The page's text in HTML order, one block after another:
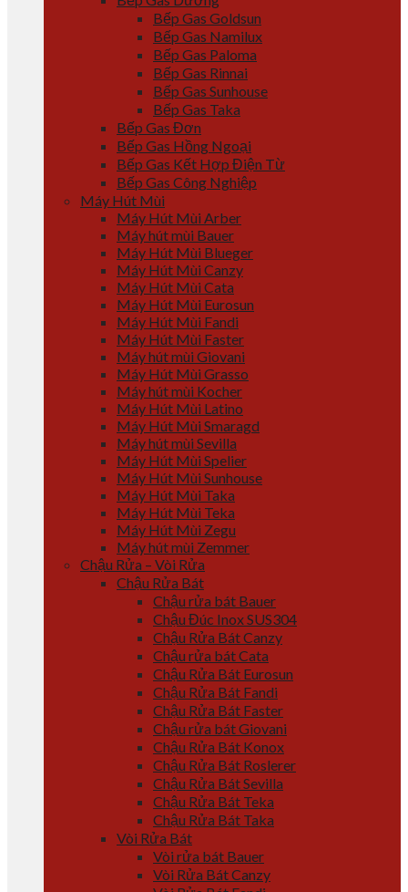
Bếp Gas Goldsun
Bếp Gas Namilux
Bếp Gas Paloma
Bếp Gas Rinnai
Bếp Gas Sunhouse
Bếp Gas Taka
Bếp Gas Đơn
Bếp Gas Hồng Ngoại
Bếp Gas Kết Hợp Điện Từ
Bếp Gas Công Nghiệp
Máy Hút Mùi
Máy Hút Mùi Arber
Máy hút mùi Bauer
Máy Hút Mùi Blueger
Máy Hút Mùi Canzy
Máy Hút Mùi Cata
Máy Hút Mùi Eurosun
Máy Hút Mùi Fandi
Máy Hút Mùi Faster
Máy hút mùi Giovani
Máy Hút Mùi Grasso
Máy hút mùi Kocher
Máy Hút Mùi Latino
Máy Hút Mùi Smaragd
Máy hút mùi Sevilla
Máy Hút Mùi Spelier
Máy Hút Mùi Sunhouse
Máy Hút Mùi Taka
Máy Hút Mùi Teka
Máy Hút Mùi Zegu
Máy hút mùi Zemmer
Chậu Rửa – Vòi Rửa
Chậu Rửa Bát
Chậu rửa bát Bauer
Chậu Đúc Inox SUS304
Chậu Rửa Bát Canzy
Chậu rửa bát Cata
Chậu Rửa Bát Eurosun
Chậu Rửa Bát Fandi
Chậu Rửa Bát Faster
Chậu rửa bát Giovani
Chậu Rửa Bát Konox
Chậu Rửa Bát Roslerer
Chậu Rửa Bát Sevilla
Chậu Rửa Bát Teka
Chậu Rửa Bát Taka
Vòi Rửa Bát
Vòi rửa bát Bauer
Vòi Rửa Bát Canzy